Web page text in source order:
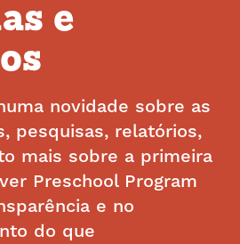
e
novidade sobre as
pesquisas, relatórios,
mais sobre a primeira
Preschool Program
e no
do que